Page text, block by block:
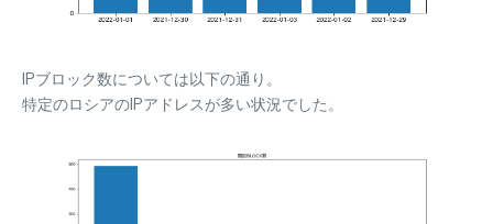
IPブロック数については以下の通り。
特定のロシアのIPアドレスが多い状況でした。